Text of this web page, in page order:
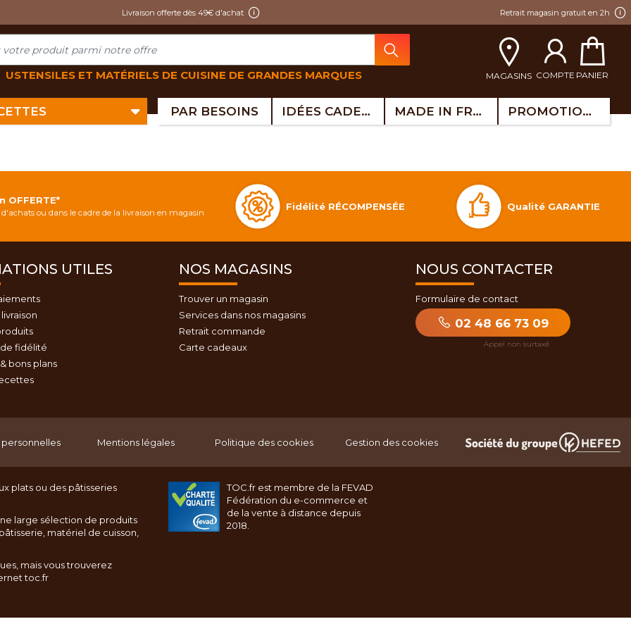
Livraison offerte dès 49€ d'achat Retrait magasin gratuit en 2h
USTENSILES ET MATÉRIELS DE CUISINE DE GRANDES MARQUES MAGASINS COMPTE PANIER
PAR BESOINS IDÉES CADEAUX MADE IN FRANCE PROMOTIONS
OFFERTE*
ou dans le cadre de la livraison en magasin
Fidélité RÉCOMPENSÉE Qualité GARANTIE
UTILES
fidélité
bons plans
NOS MAGASINS
Trouver un magasin
Services dans nos magasins
Retrait commande
Carte cadeaux
NOUS CONTACTER
Formulaire de contact
02 48 66 73 09
Mentions légales Politique des cookies Gestion des cookies
plats ou des pâtisseries
large sélection de produits
matériel de cuisson,
mais vous trouverez
toc.fr
TOC.fr est membre de la FEVAD
Fédération du e-commerce et
de la vente à distance depuis
2018.